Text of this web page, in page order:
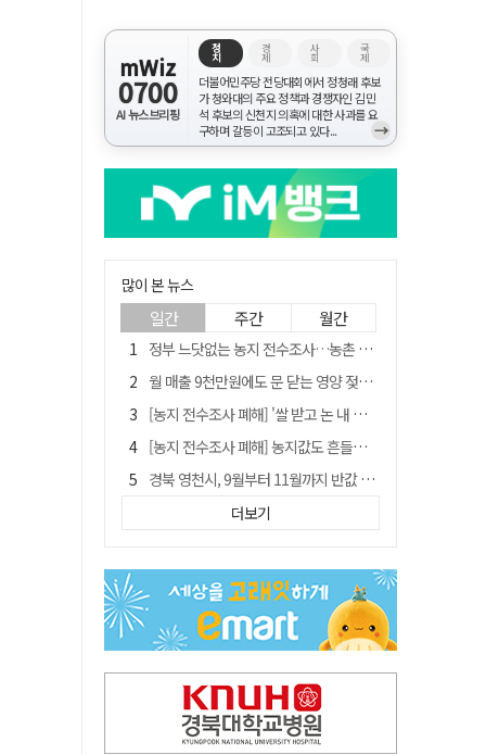
mWiz
0700
AI 뉴스브리핑
정
치
경
제
사
회
국
제
더불어민주당 전당대회에서 정청래 후보
가 청와대의 주요 정책과 경쟁자인 김민
석 후보의 신천지 의혹에 대한 사과를 요
구하며 갈등이 고조되고 있다...
→
많이 본 뉴스
일간 주간 월간
정부 느닷없는 농지 전수조사…농촌 들쑤시는 '경자유전'의 칼날
월 매출 9천만원에도 문 닫는 영양 젖소농장… "일할 사람이 없어"
[농지 전수조사 폐해] '쌀 받고 논 내 준' 도지농 이제 어쩌나?
[농지 전수조사 폐해] 농지값도 흔들리나…"도지 막히면 헐값 매물 나올 수도"
경북 영천시, 9월부터 11월까지 반값 여행 혜택 제공
국민 51.9% "李 대통령 재판 재개 필요하다"
아쉬운 태클
[농지 전수조사 폐해] 실경작농·청년농 부담도 커진다
김주수 전 의성군수 공덕비 결국 철거… 문화재법 위반 원상복구
더보기